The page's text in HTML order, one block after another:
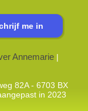
Annemarie |
82A - 6703 BX
in 2023